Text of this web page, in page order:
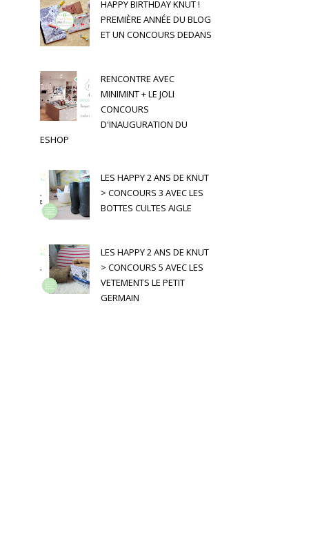
HAPPY BIRTHDAY KNUT !
PREMIÈRE ANNÉE DU BLOG
ET UN CONCOURS DEDANS
RENCONTRE AVEC
MINIMINT + LE JOLI
CONCOURS
D'INAUGURATION DU
ESHOP
LES HAPPY 2 ANS DE KNUT
> CONCOURS 3 AVEC LES
BOTTES CULTES AIGLE
LES HAPPY 2 ANS DE KNUT
> CONCOURS 5 AVEC LES
VETEMENTS LE PETIT
GERMAIN